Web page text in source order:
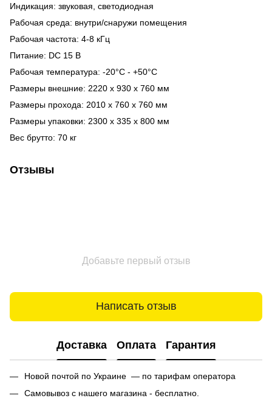
Индикация: звуковая, светодиодная
Рабочая среда: внутри/снаружи помещения
Рабочая частота: 4-8 кГц
Питание: DC 15 В
Рабочая температура: -20°C - +50°C
Размеры внешние: 2220 х 930 х 760 мм
Размеры прохода: 2010 х 760 х 760 мм
Размеры упаковки: 2300 х 335 х 800 мм
Вес брутто: 70 кг
Отзывы
Добавьте первый отзыв
Написать отзыв
Доставка Оплата Гарантия
Новой почтой по Украине — по тарифам оператора
Самовывоз с нашего магазина - бесплатно.